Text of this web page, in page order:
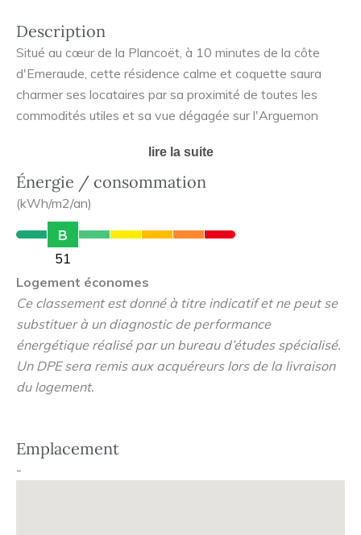
Description
Situé au cœur de la Plancoët, à 10 minutes de la côte
d'Emeraude, cette résidence calme et coquette saura
charmer ses locataires par sa proximité de toutes les
commodités utiles et sa vue dégagée sur l'Arguemon
Points forts quartier
Central
Proche de tout commerce
Calme
Points forts résidence
Appartements rénovés
Appartements traversants
Jardins privatifs et collectif
Sans vis à vis expo sud
Energie: Chauffe eau thermodynamique, Pompe à
lire la suite
Énergie / consommation
(kWh/m2/an)
B
51
Logement économes
Ce classement est donné à titre indicatif et ne peut se
substituer à un diagnostic de performance
énergétique réalisé par un bureau d’études spécialisé.
Un DPE sera remis aux acquéreurs lors de la livraison
du logement.
Emplacement
-